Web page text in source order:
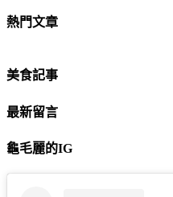
熱門文章
美食記事
最新留言
龜毛麗的IG